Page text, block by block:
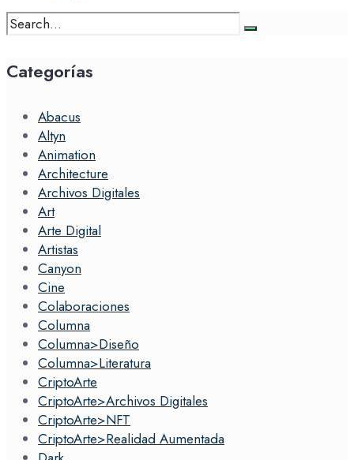
Search
for:
Categorías
Abacus
Altyn
Animation
Architecture
Archivos Digitales
Art
Arte Digital
Artistas
Canyon
Cine
Colaboraciones
Columna
Columna>Diseño
Columna>Literatura
CriptoArte
CriptoArte>Archivos Digitales
CriptoArte>NFT
CriptoArte>Realidad Aumentada